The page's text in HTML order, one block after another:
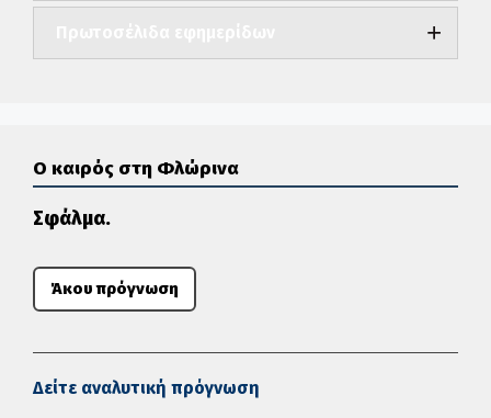
Ο καιρός στη Φλώρινα
Σφάλμα.
Άκου πρόγνωση
Δείτε αναλυτική πρόγνωση